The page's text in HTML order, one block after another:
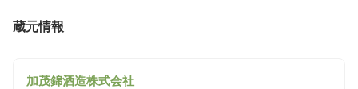
蔵元情報
加茂錦酒造株式会社